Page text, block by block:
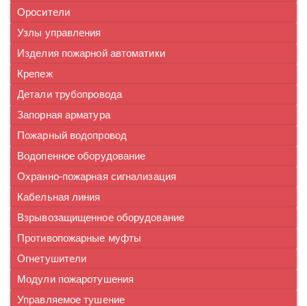
Оросители
Узлы управления
Изделия пожарной автоматики
Крепеж
Детали трубопровода
Запорная арматура
Пожарный водопровод
Водопенное оборудование
Охранно-пожарная сигнализация
Кабельная линия
Взрывозащищенное оборудование
Противопожарные муфты
Огнетушители
Модули пожаротушения
Управляемое тушение